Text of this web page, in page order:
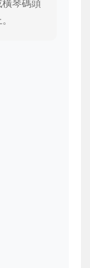
琴碼頭